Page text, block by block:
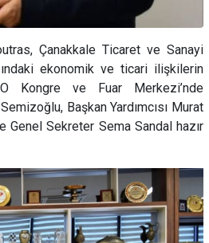
Çanakkale Ticaret ve Sanayi
ekonomik ve ticari ilişkilerin
Kongre ve Fuar Merkezi’nde
Başkan Yardımcısı Murat
Genel Sekreter Sema Sandal hazır